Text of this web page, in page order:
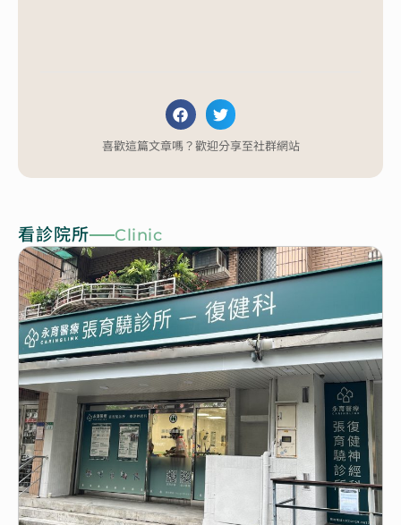
喜歡這篇文章嗎？歡迎分享至社群網站
看診院所 Clinic